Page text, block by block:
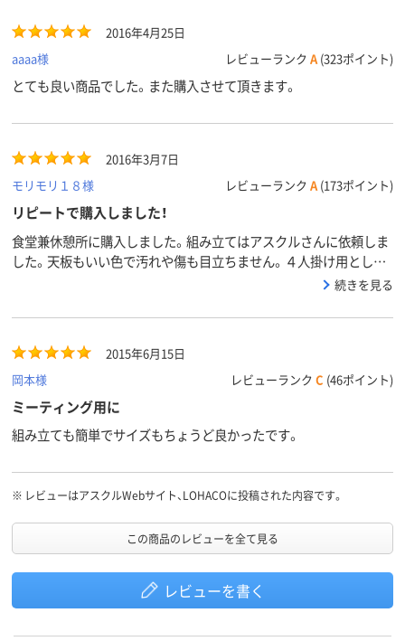
2016年4月25日
aaaa様
レビューランク A (323ポイント)
とても良い商品でした。また購入させて頂きます。
2016年3月7日
モリモリ１８様
レビューランク A (173ポイント)
リピートで購入しました！
食堂兼休憩所に購入しました。組み立てはアスクルさんに依頼しま
した。天板もいい色で汚れや傷も目立ちません。４人掛け用として
続きを見る
2015年6月15日
岡本様
レビューランク C (46ポイント)
ミーティング用に
組み立ても簡単でサイズもちょうど良かったです。
※ レビューはアスクルWebサイト、LOHACOに投稿された内容です。
この商品のレビューを全て見る
レビューを書く